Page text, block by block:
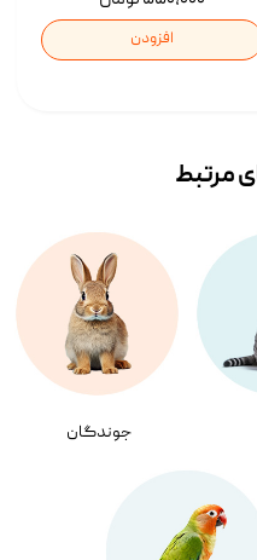
افزودن
جوندگان
مرتبط